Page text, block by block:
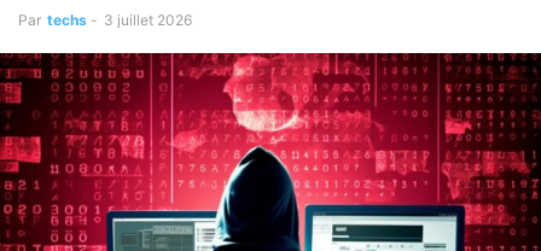
Par techs - 3 juillet 2026